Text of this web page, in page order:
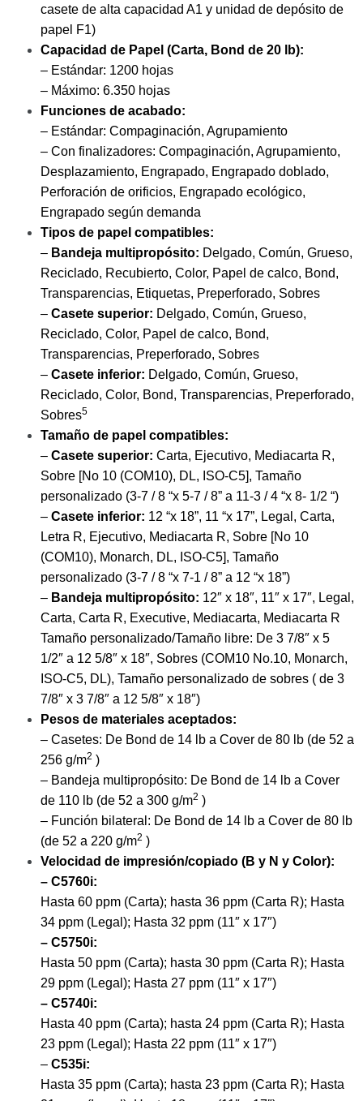
casete de alta capacidad A1 y unidad de depósito de
papel F1)
Capacidad de Papel (Carta, Bond de 20 lb):
– Estándar: 1200 hojas
– Máximo: 6.350 hojas
Funciones de acabado:
– Estándar: Compaginación, Agrupamiento
– Con finalizadores: Compaginación, Agrupamiento,
Desplazamiento, Engrapado, Engrapado doblado,
Perforación de orificios, Engrapado ecológico,
Engrapado según demanda
Tipos de papel compatibles:
– Bandeja multipropósito: Delgado, Común, Grueso,
Reciclado, Recubierto, Color, Papel de calco, Bond,
Transparencias, Etiquetas, Preperforado, Sobres
– Casete superior: Delgado, Común, Grueso,
Reciclado, Color, Papel de calco, Bond,
Transparencias, Preperforado, Sobres
– Casete inferior: Delgado, Común, Grueso,
Reciclado, Color, Bond, Transparencias, Preperforado,
Sobres5
Tamaño de papel compatibles:
– Casete superior: Carta, Ejecutivo, Mediacarta R,
Sobre [No 10 (COM10), DL, ISO-C5], Tamaño
personalizado (3-7 / 8 “x 5-7 / 8” a 11-3 / 4 “x 8- 1/2 “)
– Casete inferior: 12 “x 18”, 11 “x 17”, Legal, Carta,
Letra R, Ejecutivo, Mediacarta R, Sobre [No 10
(COM10), Monarch, DL, ISO-C5], Tamaño
personalizado (3-7 / 8 “x 7-1 / 8” a 12 “x 18”)
– Bandeja multipropósito: 12″ x 18″, 11″ x 17″, Legal,
Carta, Carta R, Executive, Mediacarta, Mediacarta R
Tamaño personalizado/Tamaño libre: De 3 7/8″ x 5
1/2″ a 12 5/8″ x 18″, Sobres (COM10 No.10, Monarch,
ISO-C5, DL), Tamaño personalizado de sobres ( de 3
7/8″ x 3 7/8″ a 12 5/8″ x 18″)
Pesos de materiales aceptados:
– Casetes: De Bond de 14 lb a Cover de 80 lb (de 52 a
256 g/m2 )
– Bandeja multipropósito: De Bond de 14 lb a Cover
de 110 lb (de 52 a 300 g/m2 )
– Función bilateral: De Bond de 14 lb a Cover de 80 lb
(de 52 a 220 g/m2 )
Velocidad de impresión/copiado (B y N y Color):
– C5760i:
Hasta 60 ppm (Carta); hasta 36 ppm (Carta R); Hasta
34 ppm (Legal); Hasta 32 ppm (11″ x 17″)
– C5750i:
Hasta 50 ppm (Carta); hasta 30 ppm (Carta R); Hasta
29 ppm (Legal); Hasta 27 ppm (11″ x 17″)
– C5740i:
Hasta 40 ppm (Carta); hasta 24 ppm (Carta R); Hasta
23 ppm (Legal); Hasta 22 ppm (11″ x 17″)
– C535i:
Hasta 35 ppm (Carta); hasta 23 ppm (Carta R); Hasta